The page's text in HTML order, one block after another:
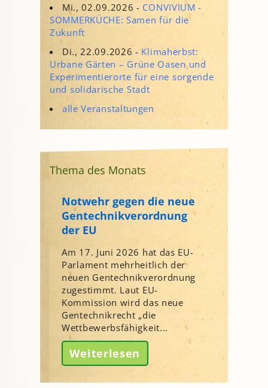
Mi., 02.09.2026 - CONVIVIUM -
SOMMERKÜCHE: Samen für die
Zukunft
Di., 22.09.2026 - Klimaherbst:
Urbane Gärten – Grüne Oasen und
Experimentierorte für eine sorgende
und solidarische Stadt
alle Veranstaltungen
Thema des Monats
Notwehr gegen die neue
Gentechnikverordnung
der EU
Am 17. Juni 2026 hat das EU-
Parlament mehrheitlich der
neuen Gentechnikverordnung
zugestimmt. Laut EU-
Kommission wird das neue
Gentechnikrecht „die
Wettbewerbsfähigkeit...
Weiterlesen